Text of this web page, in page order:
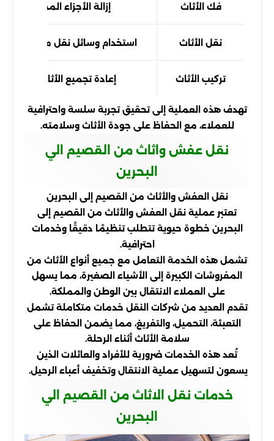
فك الأثاث إزالة الأجزاء المختلفة
نقل الأثاث استخدام وسائل نقل مناسبة
تركيب الأثاث إعادة تجميع الأثاث في
تهدف هذه العملية إلى تحقيق تجربة سلسة واحترافية
للعملاء، مع الحفاظ على جودة الأثاث وسلامته.
نقل عفش واثاث من القصيم الي
البحرين
نقل العفش والأثاث من القصيم إلى البحرين
تعتبر عملية نقل العفش والأثاث من القصيم إلى
البحرين خطوة حيوية تتطلب تنظيمًا دقيقًا وخدمات
احترافية.
تشمل هذه الخدمة التعامل مع جميع أنواع الأثاث من
المفروشات الكبيرة إلى الأشياء الصغيرة، مما يسهل
على العملاء الانتقال بين الوطن والمملكة.
تقدم العديد من شركات النقل خدمات متكاملة تشمل
التعبئة، التحميل، والتفريغ، مما يضمن الحفاظ على
سلامة الأثاث أثناء الرحلة.
تُعد هذه الخدمات ضرورية للأفراد والعائلات الذين
يسعون لتسهيل عملية الانتقال وتخفيف أعباء الرحيل.
خدمات نقل الاثاث من القصيم الي
البحرين